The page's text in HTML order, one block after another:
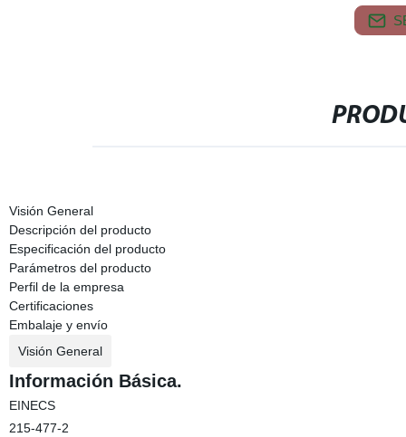
Visión General
Descripción del producto
Especificación del producto
Parámetros del producto
Perfil de la empresa
Certificaciones
Embalaje y envío
Visión General
Información Básica.
EINECS
215-477-2